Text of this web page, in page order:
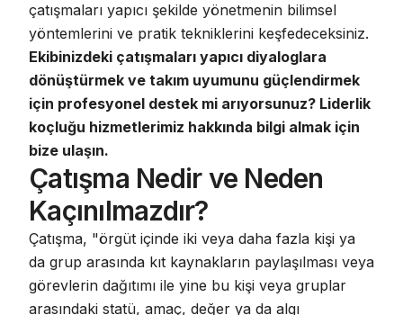
çatışmaları yapıcı şekilde yönetmenin bilimsel
yöntemlerini ve pratik tekniklerini keşfedeceksiniz.
Ekibinizdeki çatışmaları yapıcı diyaloglara
dönüştürmek ve takım uyumunu güçlendirmek
için profesyonel destek mi arıyorsunuz? Liderlik
koçluğu hizmetlerimiz hakkında bilgi almak için
bize ulaşın.
Çatışma Nedir ve Neden
Kaçınılmazdır?
Çatışma, "örgüt içinde iki veya daha fazla kişi ya
da grup arasında kıt kaynakların paylaşılması veya
görevlerin dağıtımı ile yine bu kişi veya gruplar
arasındaki statü, amaç, değer ya da algı